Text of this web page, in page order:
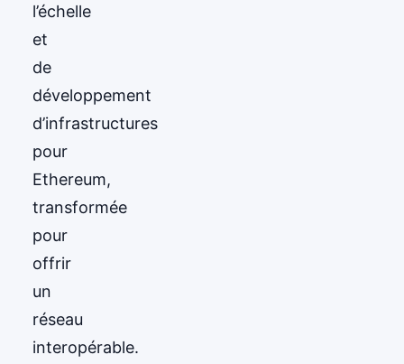
l’échelle
et
de
développement
d’infrastructures
pour
Ethereum,
transformée
pour
offrir
un
réseau
interopérable.